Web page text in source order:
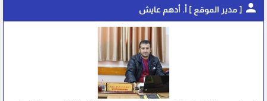
person [ مدير الموقع ] أ. أدهم عايش